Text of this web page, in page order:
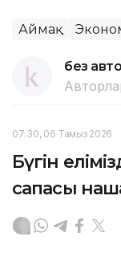
Аймақ
без
07:30, 06 Тамыз 2026
Бүгін
сапасы